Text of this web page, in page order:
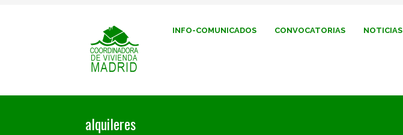
INFO-COMUNICADOS CONVOCATORIAS NOTICIAS
alquileres